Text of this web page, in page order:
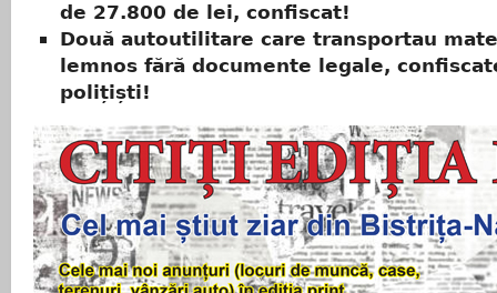
de 27.800 de lei, confiscat!
Două autoutilitare care transportau
lemnos fără documente legale,
polițiști!